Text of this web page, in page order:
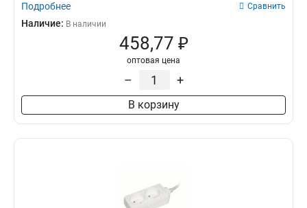
Подробнее Сравнить
Наличие: В наличии
458,77 ₽
оптовая цена
– +
В корзину